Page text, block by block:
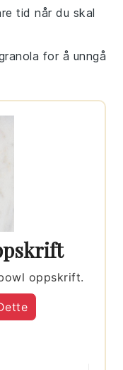
tid når du skal
for å unngå
oppskrift.